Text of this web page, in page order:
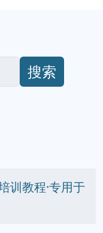
搜索
训教程·专用于